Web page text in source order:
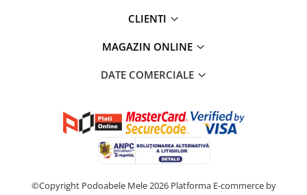
CLIENTI
MAGAZIN ONLINE
DATE COMERCIALE
©Copyright Podoabele Mele 2026 Platforma E-commerce by